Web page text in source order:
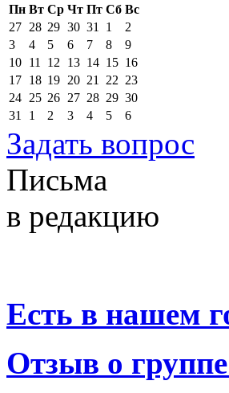
Пн Вт Ср Чт Пт Сб Вс
27 28 29 30 31 1
2
3
4 5 6 7 8
9
10 11 12 13 14 15 16
17 18 19 20 21 22 23
24 25 26 27 28 29 30
31
1 2 3 4 5 6
Задать вопрос
Письма
в редакцию
Есть в нашем
Отзыв о